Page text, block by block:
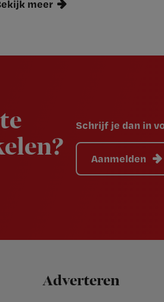
meer
Schrijf je dan in
Aanmelden
Adverteren